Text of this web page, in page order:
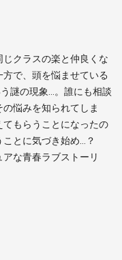
クラスの楽と仲良くな
で、頭を悩ませている
謎の現象…。誰にも相談
悩みを知られてしま
もらうことになったの
とに気づき始め…？
な青春ラブストーリ